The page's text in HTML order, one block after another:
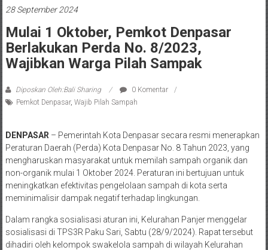
28 September 2024
Mulai 1 Oktober, Pemkot Denpasar
Berlakukan Perda No. 8/2023,
Wajibkan Warga Pilah Sampak
Diposkan Oleh:Bali Sharing
0 Komentar
Pemkot Denpasar, Wajib Pilah Sampah
DENPASAR – Pemerintah Kota Denpasar secara resmi menerapkan
Peraturan Daerah (Perda) Kota Denpasar No. 8 Tahun 2023, yang
mengharuskan masyarakat untuk memilah sampah organik dan
non-organik mulai 1 Oktober 2024. Peraturan ini bertujuan untuk
meningkatkan efektivitas pengelolaan sampah di kota serta
meminimalisir dampak negatif terhadap lingkungan.
Dalam rangka sosialisasi aturan ini, Kelurahan Panjer menggelar
sosialisasi di TPS3R Paku Sari, Sabtu (28/9/2024). Rapat tersebut
dihadiri oleh kelompok swakelola sampah di wilayah Kelurahan